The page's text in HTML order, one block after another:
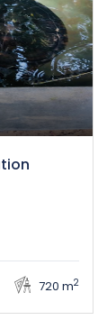
720 m2